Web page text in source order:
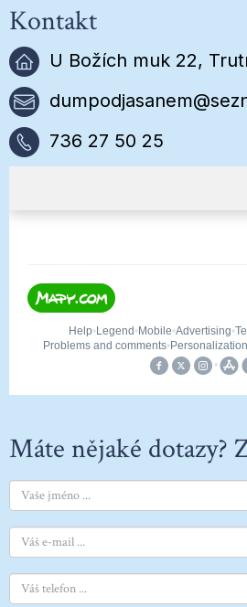
Kontakt
U Božích muk 22,
736 27 50 25
Máte nějaké dotazy?